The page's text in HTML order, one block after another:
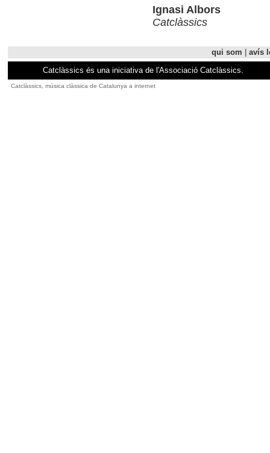
Ignasi Albors
Catclàssics
qui som
avís
Catclàssics és una iniciativa de l'Associació Catclàssics.
Catclàssics, música clàssica de Catalunya a internet